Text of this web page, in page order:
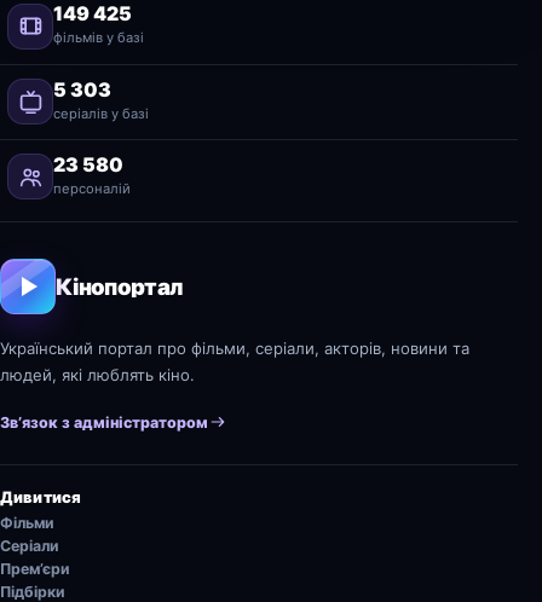
149 425
фільмів у базі
5 303
серіалів у базі
23 580
персоналій
Кінопортал
Український портал про фільми, серіали, акторів, новини та
людей, які люблять кіно.
Зв’язок з адміністратором
Дивитися
Фільми
Серіали
Прем’єри
Підбірки